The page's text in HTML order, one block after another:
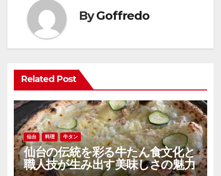
ゲ
ー
シ
ョ
ン
ByGoffredo
Related Post
仙台 料理 牛タン
仙台の伝統を彩る牛たん食文化と
職人技が生み出す美味しさの魅力